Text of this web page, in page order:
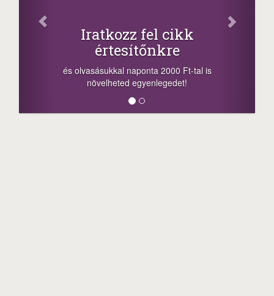
fel cikk
naponta 2000 Ft-tal is
növelheted egyenlegedet!
Oszd
megosztási